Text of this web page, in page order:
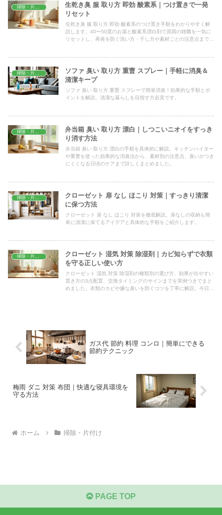
掃除・片付け
生乾き臭 服 取り方 即効 酸素系｜つけ置きで一発
リセット
生乾き臭 服 取り方 即効 酸素系のつけ置き手順をわかりやすく解
説します。40〜50度のお湯と酸素系漂白剤で原因の雑菌を一気に
リセットし、再発を防ぐ洗い方・干し方や素材ごとの注意点まで、
掃除・片付け
ソファ 臭い 取り方 重曹 スプレー｜手軽に消臭＆
清潔キープ
ソファ 臭い 取り方 重曹 スプレーで簡単消臭！効果的な手順とポ
イントを解説。清潔な暮らしを目指す方必見です。
弁当箱 臭い 取り方 漂白｜しつこいニオイをすっき
り消す方法
弁当箱 臭い 取り方 漂白の手順を具体的に解説。キッチンハイター
や重曹を使った効果的な消臭法から、素材別の注意点、臭いがつき
にくくなる日頃のケアまで詳しくまとめました。
クローゼット 扉 なし ほこり 対策｜すっきり清潔
に保つ方法
クローゼット 扉 なし ほこり 対策を徹底解説。扉なしの収納も簡
単に清潔に保てるアイデアと具体的な手順をご紹介します。
クローゼット 湿気 対策 除湿剤｜カビ知らずで衣類
を守る正しい使い方
クローゼット 湿気 対策 除湿剤の種類別の選び方、効果が出やすい
置き方の3点配置、交換タイミングのサインまでを実例つきでまと
めました。衣類のカビや嫌な臭いを防ぐコツを丁寧に解説。今日か
ガス代 節約 料理 コンロ｜簡単にできる
節約テクニック
梅雨 ダニ 対策 布団｜快適な寝具環境を
守る方法
ホーム 掃除・片付け
PAGE TOP